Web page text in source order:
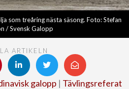
som treåring nästa säsong. Foto: Stefan
/ Svensk Galopp
ARTIKELN
galopp | Tävlingsreferat